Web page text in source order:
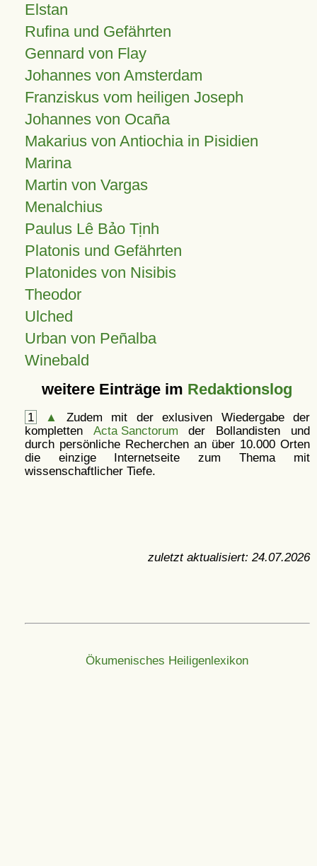
Elstan
Rufina und Gefährten
Gennard von Flay
Johannes von Amsterdam
Franziskus vom heiligen Joseph
Johannes von Ocaña
Makarius von Antiochia in Pisidien
Marina
Martin von Vargas
Menalchius
Paulus Lê Bảo Tịnh
Platonis und Gefährten
Platonides von Nisibis
Theodor
Ulched
Urban von Peñalba
Winebald
weitere Einträge im Redaktionslog
1 ▲
Zudem mit der exlusiven Wiedergabe der
kompletten Acta Sanctorum der Bollandisten und
durch persönliche Recherchen an über 10.000 Orten
die einzige Internetseite zum Thema mit
wissenschaftlicher Tiefe.
zuletzt aktualisiert: 24.07.2026
Ökumenisches Heiligenlexikon